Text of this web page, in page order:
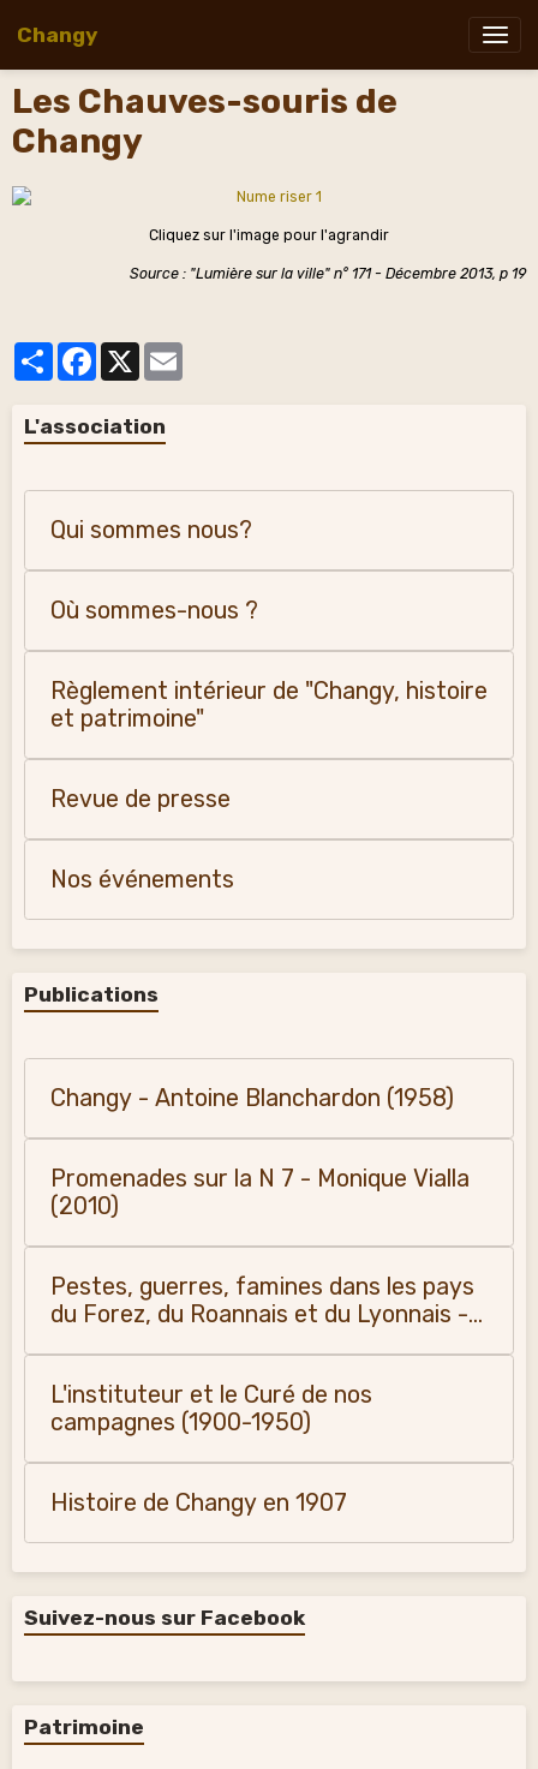
Changy
Les Chauves-souris de
Changy
Cliquez sur l'image pour l'agrandir
Source : "Lumière sur la ville" n° 171 - Décembre 2013, p 19
PartagerFacebook
L'association
Qui sommes nous?
Où sommes-nous ?
Règlement intérieur de "Changy, histoire
et patrimoine"
Revue de presse
Nos événements
Publications
Changy - Antoine Blanchardon (1958)
Promenades sur la N 7 - Monique Vialla
(2010)
Pestes, guerres, famines dans les pays
du Forez, du Roannais et du Lyonnais -
L'instituteur et le Curé de nos
campagnes (1900-1950)
Histoire de Changy en 1907
Suivez-nous sur Facebook
Patrimoine